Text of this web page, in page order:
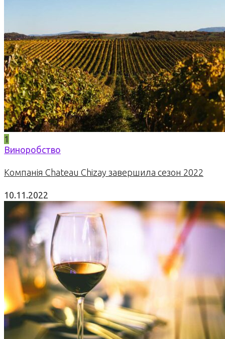
1
Виноробство
Компанія Chateau Chizay завершила сезон 2022
10.11.2022